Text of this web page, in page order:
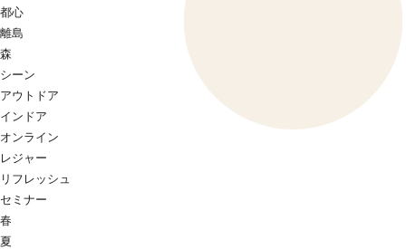
都心
離島
森
シーン
アウトドア
インドア
オンライン
レジャー
リフレッシュ
セミナー
春
夏